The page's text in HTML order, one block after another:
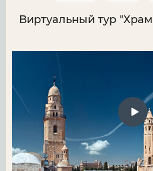
Виртуальный тур